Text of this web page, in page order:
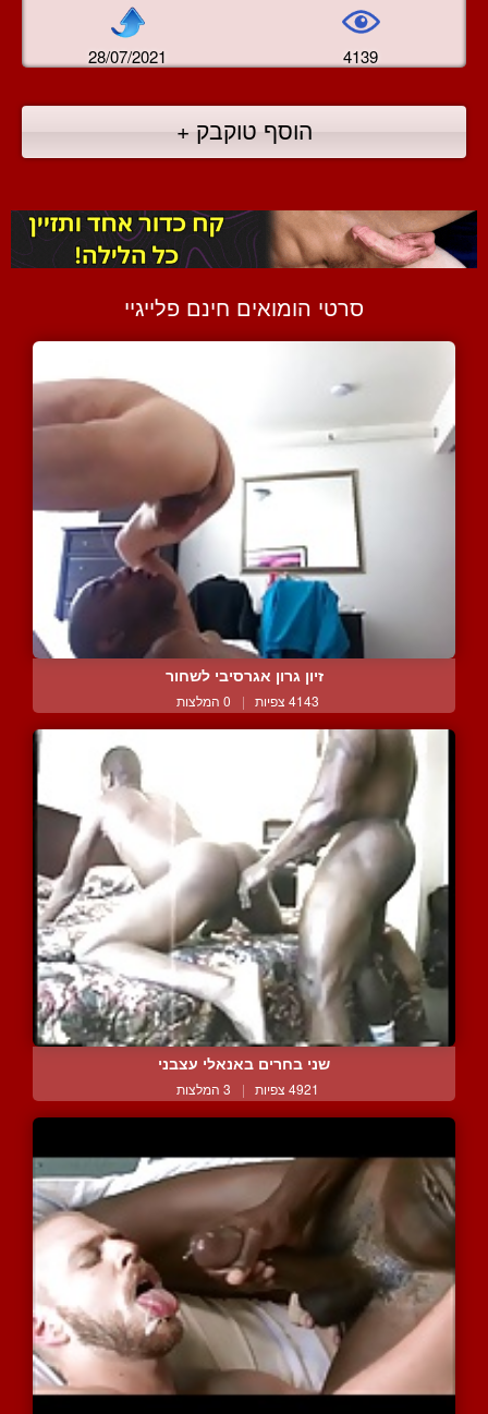
28/07/2021 4139
הוסף טוקבק +
סרטי הומואים חינם פלייגיי
זיון גרון אגרסיבי לשחור
4143 צפיות | 0 המלצות
שני בחרים באנאלי עצבני
4921 צפיות | 3 המלצות